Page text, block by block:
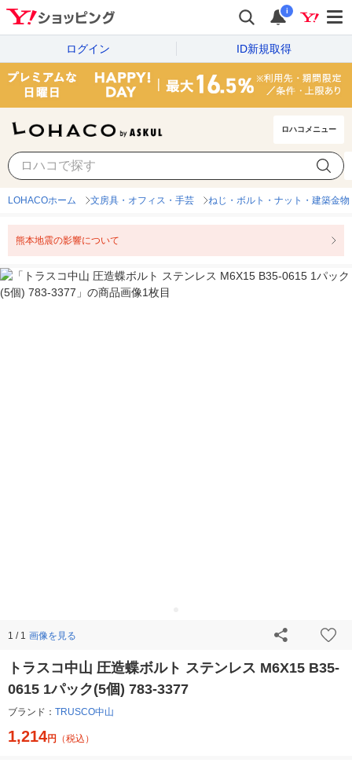
i
ログイン ID新規取得
ロハコメニュー
LOHACOホーム 文房具・オフィス・手芸 ねじ・ボルト・ナット・建築金物
熊本地震の影響について
1 / 1 画像を見る
トラスコ中山 圧造蝶ボルト ステンレス M6X15 B35-
0615 1パック(5個) 783-3377
ブランド： TRUSCO中山
1,214円 （税込）